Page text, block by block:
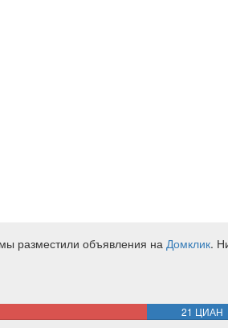
разместили объявления на Домклик.
21 ЦИАН